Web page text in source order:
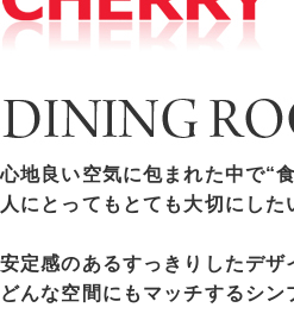
心地良い空気に包まれた中で“
人にとってもとても大切にした
安定感のあるすっきりしたデザ
どんな空間にもマッチするシン